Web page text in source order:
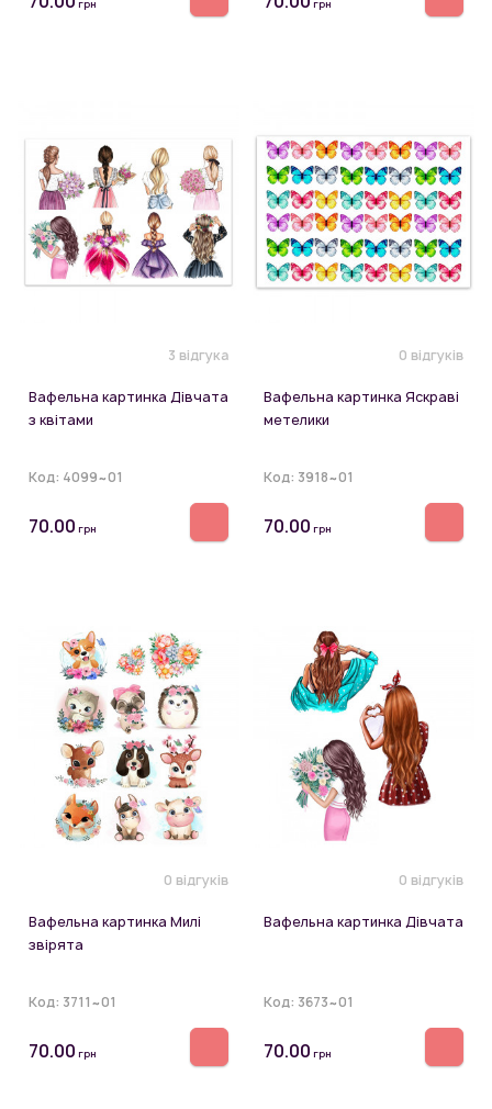
грн грн
3 відгука
Вафельна картинка Дівчата
з квітами
Код: 4099~01
70.00 грн
0 відгуків
Вафельна картинка Яскраві
метелики
Код: 3918~01
70.00 грн
0 відгуків
Вафельна картинка Милі
звірята
Код: 3711~01
70.00 грн
0 відгуків
Вафельна картинка Дівчата
Код: 3673~01
70.00 грн